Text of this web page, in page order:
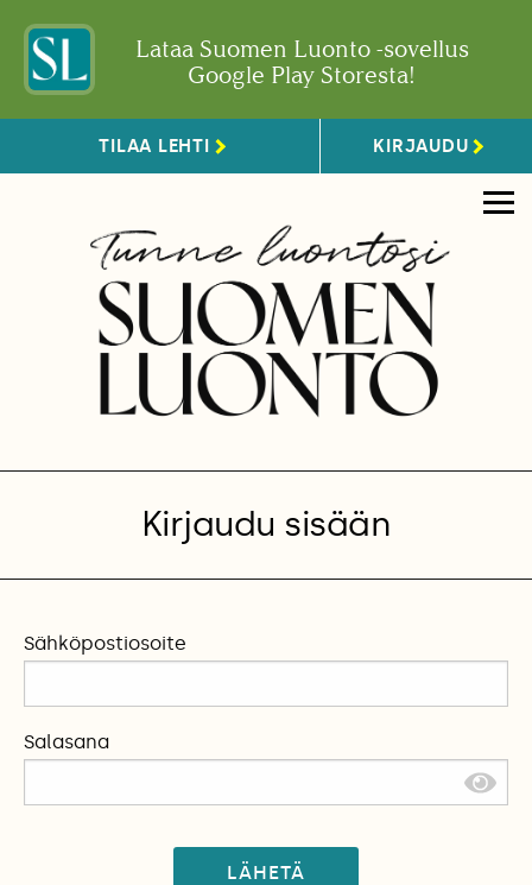
Lataa Suomen Luonto -sovellus
Google Play Storesta!
TILAA LEHTI KIRJAUDU
Kirjaudu sisään
Sähköpostiosoite
Salasana
LÄHETÄ